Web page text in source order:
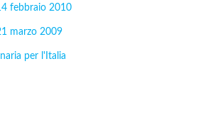
febbraio 2010
marzo 2009
per l'Italia